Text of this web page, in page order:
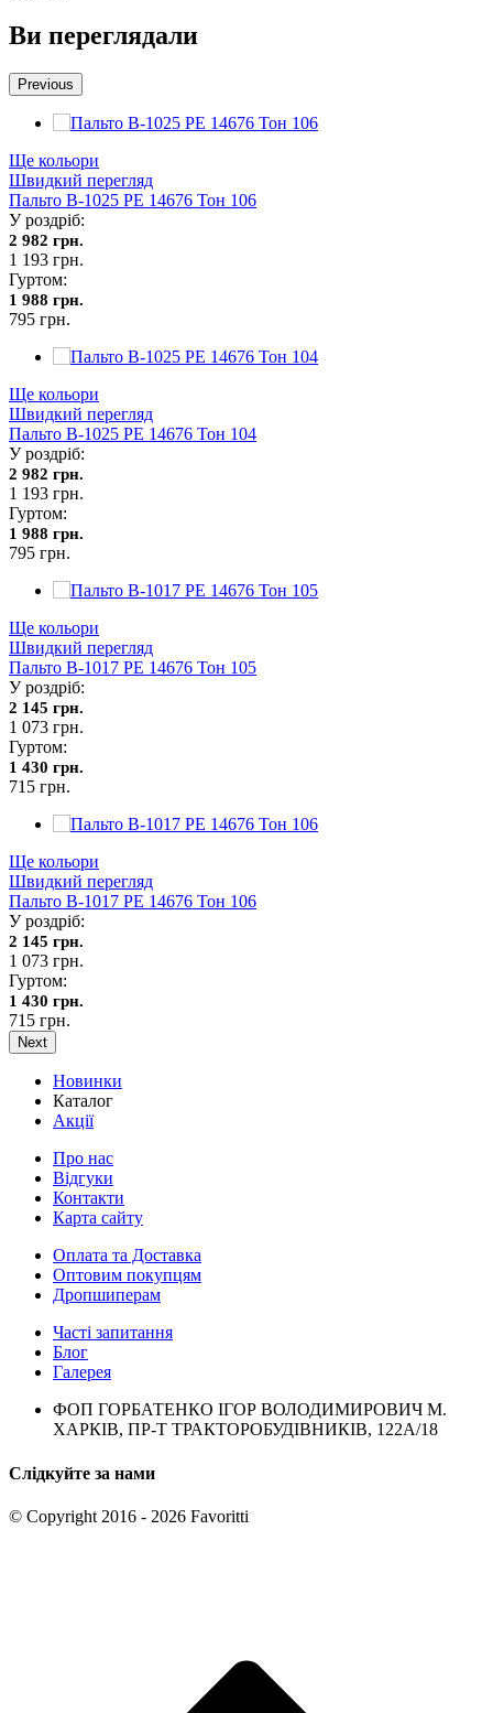
Ви переглядали
Previous
Ще кольори
Швидкий перегляд
Пальто В-1025 PE 14676 Тон 106
У роздріб:
2 982 грн.
1 193 грн.
Гуртом:
1 988 грн.
795 грн.
Ще кольори
Швидкий перегляд
Пальто В-1025 PE 14676 Тон 104
У роздріб:
2 982 грн.
1 193 грн.
Гуртом:
1 988 грн.
795 грн.
Ще кольори
Швидкий перегляд
Пальто В-1017 PE 14676 Тон 105
У роздріб:
2 145 грн.
1 073 грн.
Гуртом:
1 430 грн.
715 грн.
Ще кольори
Швидкий перегляд
Пальто В-1017 PE 14676 Тон 106
У роздріб:
2 145 грн.
1 073 грн.
Гуртом:
1 430 грн.
715 грн.
Next
Новинки
Каталог
Акції
Про нас
Відгуки
Контакти
Карта сайту
Оплата та Доставка
Оптовим покупцям
Дропшиперам
Часті запитання
Блог
Галерея
ФОП ГОРБАТЕНКО ІГОР ВОЛОДИМИРОВИЧ М.
ХАРКІВ, ПР-Т ТРАКТОРОБУДІВНИКІВ, 122А/18
Слідкуйте за нами
© Copyright 2016 - 2026 Favoritti